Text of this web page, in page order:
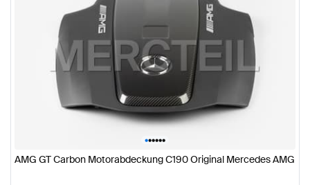
••••••
AMG GT Carbon Motorabdeckung C190 Original Mercedes AMG